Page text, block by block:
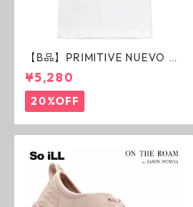
【B品】PRIMITIVE NUEVO SC
RIPT HW TEE WHITE ヘビー
ウェイトTシャツ ホワイト プ
リミティブ
¥5,280
20%OFF